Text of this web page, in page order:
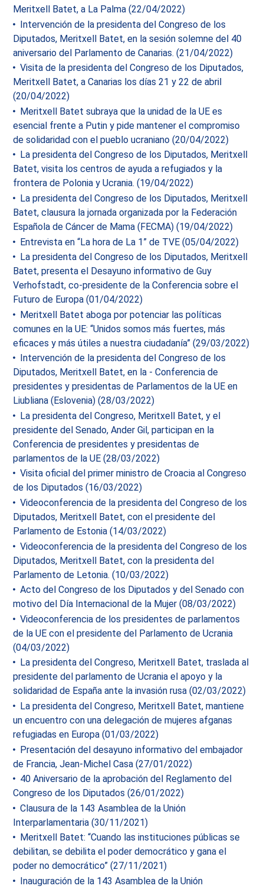
Meritxell Batet, a La Palma (22/04/2022)
Intervención de la presidenta del Congreso de los
Diputados, Meritxell Batet, en la sesión solemne del 40
aniversario del Parlamento de Canarias. (21/04/2022)
Visita de la presidenta del Congreso de los Diputados,
Meritxell Batet, a Canarias los días 21 y 22 de abril
(20/04/2022)
Meritxell Batet subraya que la unidad de la UE es
esencial frente a Putin y pide mantener el compromiso
de solidaridad con el pueblo ucraniano (20/04/2022)
La presidenta del Congreso de los Diputados, Meritxell
Batet, visita los centros de ayuda a refugiados y la
frontera de Polonia y Ucrania. (19/04/2022)
La presidenta del Congreso de los Diputados, Meritxell
Batet, clausura la jornada organizada por la Federación
Española de Cáncer de Mama (FECMA) (19/04/2022)
Entrevista en “La hora de La 1” de TVE (05/04/2022)
La presidenta del Congreso de los Diputados, Meritxell
Batet, presenta el Desayuno informativo de Guy
Verhofstadt, co-presidente de la Conferencia sobre el
Futuro de Europa (01/04/2022)
Meritxell Batet aboga por potenciar las políticas
comunes en la UE: “Unidos somos más fuertes, más
eficaces y más útiles a nuestra ciudadanía” (29/03/2022)
Intervención de la presidenta del Congreso de los
Diputados, Meritxell Batet, en la - Conferencia de
presidentes y presidentas de Parlamentos de la UE en
Liubliana (Eslovenia) (28/03/2022)
La presidenta del Congreso, Meritxell Batet, y el
presidente del Senado, Ander Gil, participan en la
Conferencia de presidentes y presidentas de
parlamentos de la UE (28/03/2022)
Visita oficial del primer ministro de Croacia al Congreso
de los Diputados (16/03/2022)
Videoconferencia de la presidenta del Congreso de los
Diputados, Meritxell Batet, con el presidente del
Parlamento de Estonia (14/03/2022)
Videoconferencia de la presidenta del Congreso de los
Diputados, Meritxell Batet, con la presidenta del
Parlamento de Letonia. (10/03/2022)
Acto del Congreso de los Diputados y del Senado con
motivo del Día Internacional de la Mujer (08/03/2022)
Videoconferencia de los presidentes de parlamentos
de la UE con el presidente del Parlamento de Ucrania
(04/03/2022)
La presidenta del Congreso, Meritxell Batet, traslada al
presidente del parlamento de Ucrania el apoyo y la
solidaridad de España ante la invasión rusa (02/03/2022)
La presidenta del Congreso, Meritxell Batet, mantiene
un encuentro con una delegación de mujeres afganas
refugiadas en Europa (01/03/2022)
Presentación del desayuno informativo del embajador
de Francia, Jean-Michel Casa (27/01/2022)
40 Aniversario de la aprobación del Reglamento del
Congreso de los Diputados (26/01/2022)
Clausura de la 143 Asamblea de la Unión
Interparlamentaria (30/11/2021)
Meritxell Batet: “Cuando las instituciones públicas se
debilitan, se debilita el poder democrático y gana el
poder no democrático” (27/11/2021)
Inauguración de la 143 Asamblea de la Unión